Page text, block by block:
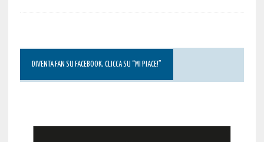
DIVENTA FAN SU FACEBOOK, CLICCA SU “MI PIACE!”